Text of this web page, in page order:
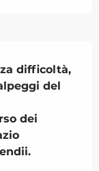
difficoltà,
del
dei